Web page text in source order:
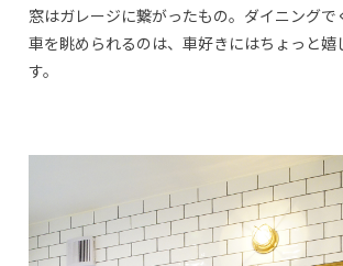
窓はガレージに繋がったもの。ダイニングで
車を眺められるのは、車好きにはちょっと嬉
す。